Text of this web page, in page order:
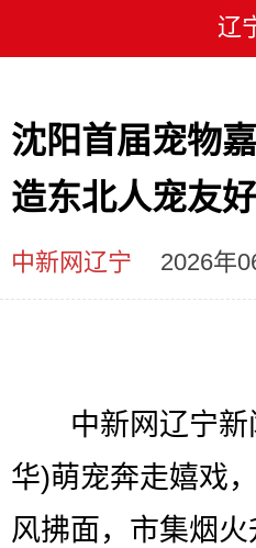
辽
沈阳首届宠物
造东北人宠友
中新网辽宁 2026年
中新网辽宁新
华)萌宠奔走嬉戏
风拂面，市集烟